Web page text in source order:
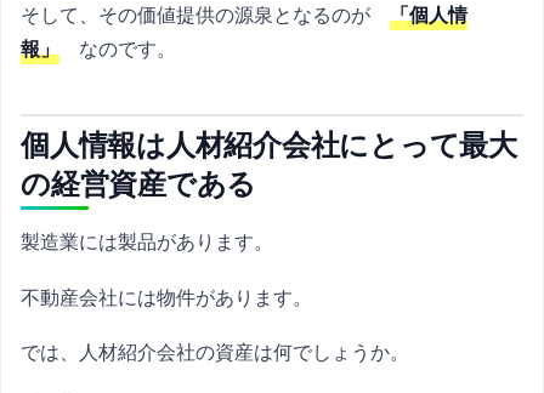
そして、その価値提供の源泉となるのが
「個人情
報」
なのです。
個人情報は人材紹介会社にとって最大
の経営資産である
製造業には製品があります。
不動産会社には物件があります。
では、人材紹介会社の資産は何でしょうか。